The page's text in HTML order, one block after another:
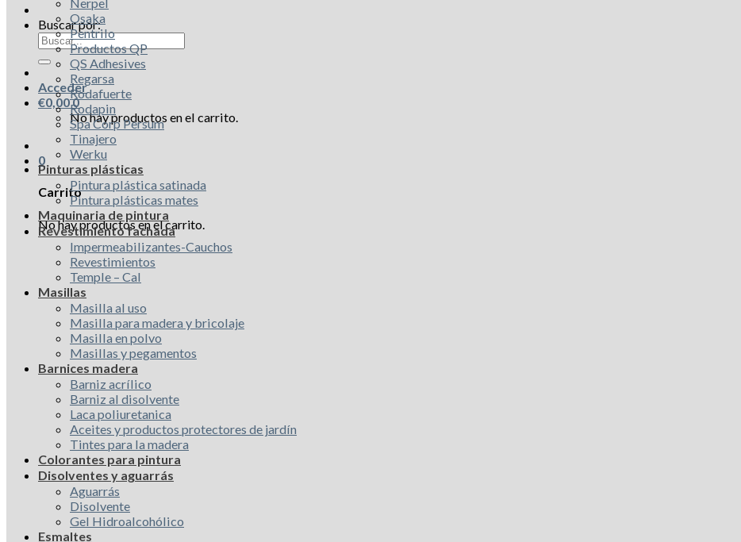
Buscar por:
Acceder
€0,000
No hay productos en el carrito.
0
Carrito
No hay productos en el carrito.
Osaka
Pentrilo
Productos QP
QS Adhesives
Regarsa
Rodafuerte
Rodapin
Spa Corp Persum
Tinajero
Werku
Pinturas plásticas
Pintura plástica satinada
Pintura plásticas mates
Maquinaria de pintura
Revestimiento fachada
Impermeabilizantes-Cauchos
Revestimientos
Temple – Cal
Masillas
Masilla al uso
Masilla para madera y bricolaje
Masilla en polvo
Masillas y pegamentos
Barnices madera
Barniz acrílico
Barniz al disolvente
Laca poliuretanica
Aceites y productos protectores de jardín
Tintes para la madera
Colorantes para pintura
Disolventes y aguarrás
Aguarrás
Disolvente
Gel Hidroalcohólico
Esmaltes